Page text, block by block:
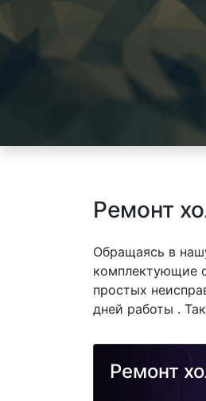
Ремонт
Обращаясь в
комплектующие
простых
дней работы .
Ремонт